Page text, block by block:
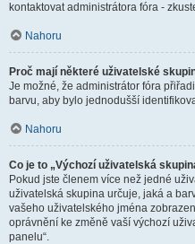
kontaktovat administrátora fóra -
Nahoru
Proč mají některé uživatelské
Je možné, že administrátor fóra
barvu, aby bylo jednodušší
Nahoru
Co je to „Výchozí uživatelská
Pokud jste členem více než jedné
uživatelská skupina určuje, jaká a
vašeho uživatelského jména
oprávnění ke změně vaší výchozí
panelu“.